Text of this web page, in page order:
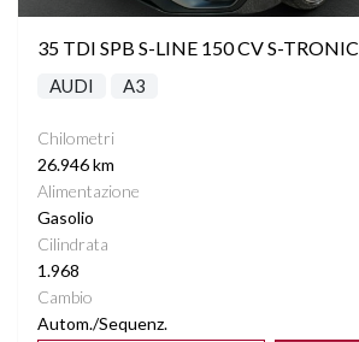
35 TDI SPB S-LINE 150 CV S-TRONIC
AUDI A3
Chilometri
26.946 km
Alimentazione
Gasolio
Cilindrata
1.968
Cambio
Autom./Sequenz.